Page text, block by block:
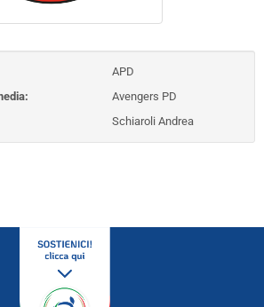
APD
Avengers PD
Schiaroli Andrea